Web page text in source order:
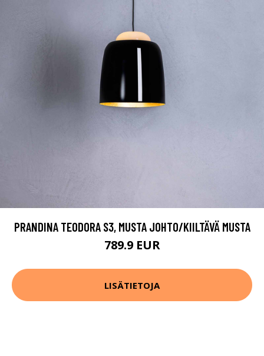
PRANDINA TEODORA S3, MUSTA JOHTO/KIILTÄVÄ MUSTA
789.9 EUR
LISÄTIETOJA